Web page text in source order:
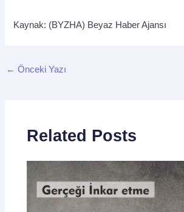
Kaynak: (BYZHA) Beyaz Haber Ajansı
← Önceki Yazı
Related Posts